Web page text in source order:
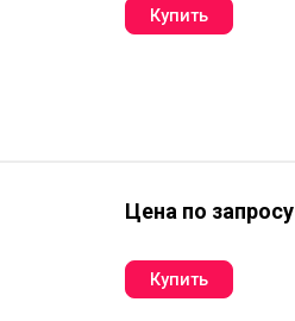
Цена по запросу